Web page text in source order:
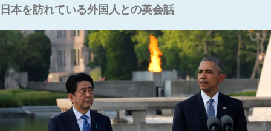
日本を訪れている外国人との英会話